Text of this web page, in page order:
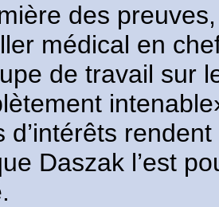
des
médical en
de travail sur
d’intérêts
Daszak l’est